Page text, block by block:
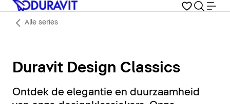
Alle series
Duravit Design Classics
Ontdek de elegantie en duurzaamheid